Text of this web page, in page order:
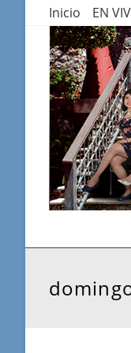
contenido
Inicio EN